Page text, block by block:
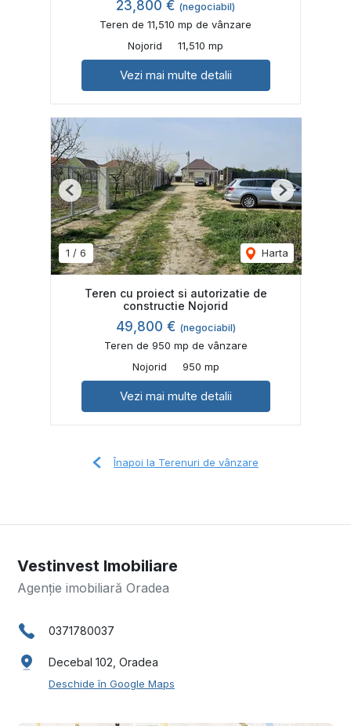
23,800 € (negociabil)
Teren de 11,510 mp de vânzare
Nojorid
11,510 mp
Vezi mai multe detalii
1 / 6 Harta
Previous Next
Teren cu proiect si autorizatie de
constructie Nojorid
49,800 € (negociabil)
Teren de 950 mp de vânzare
Nojorid
950 mp
Vezi mai multe detalii
Înapoi la Terenuri de vânzare
Vestinvest Imobiliare
Agenție imobiliară Oradea
0371780037
Decebal 102, Oradea
Deschide în Google Maps